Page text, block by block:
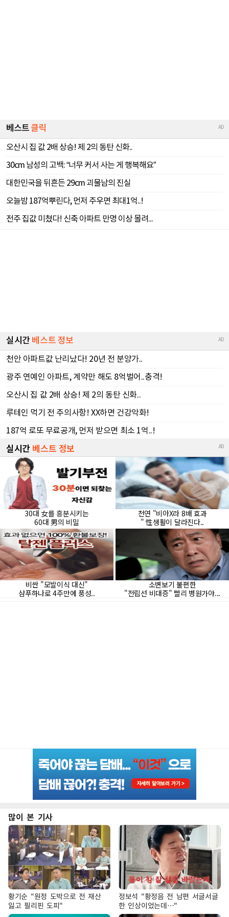
많이 본 기사
황기순 "원정 도박으로 전 재산
잃고 필리핀 도피"
정보석 "황정음 전 남편 서글서글
한 인상이었는데…"